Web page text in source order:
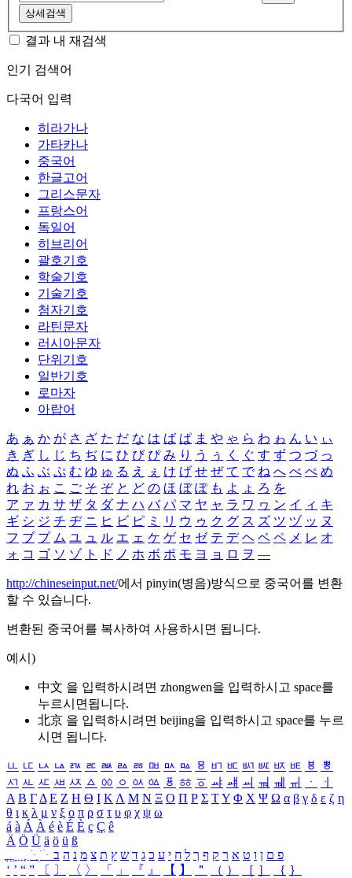
상세검색
결과 내 재검색
인기 검색어
다국어 입력
히라가나
가타카나
중국어
한글고어
그리스문자
프랑스어
독일어
히브리어
괄호기호
학술기호
기술기호
첨자기호
라틴문자
러시아문자
단위기호
일반기호
로마자
아랍어
あ ぁ か が さ ざ た だ な は ば ぱ ま や ゃ ら わ ゎ ん い ぃ
き ぎ し じ ち ぢ に ひ び ぴ み り う ぅ く ぐ す ず つ づ っ
ぬ ふ ぶ ぷ む ゆ ゅ る え ぇ け げ せ ぜ て で ね へ べ ぺ め
れ お ぉ こ ご そ ぞ と ど の ほ ぼ ぽ も よ ょ ろ を
ア ァ カ サ ザ タ ダ ナ ハ バ パ マ ヤ ャ ラ ワ ヮ ン イ ィ キ
ギ シ ジ チ ヂ ニ ヒ ビ ピ ミ リ ウ ゥ ク グ ス ズ ツ ヅ ッ ヌ
フ ブ プ ム ユ ュ ル エ ェ ケ ゲ セ ゼ テ デ ヘ ベ ペ メ レ オ
ォ コ ゴ ソ ゾ ト ド ノ ホ ボ ポ モ ヨ ョ ロ ヲ ―
http://chineseinput.net/에서 pinyin(병음)방식으로 중국어를 변환
할 수 있습니다.
변환된 중국어를 복사하여 사용하시면 됩니다.
예시)
中文 을 입력하시려면 zhongwen을 입력하시고 space를
누르시면됩니다.
北京 을 입력하시려면 beijing을 입력하시고 space를 누르
시면 됩니다.
ㅥ ㅦ ㅧ ㅨ ㅩ ㅪ ㅫ ㅬ ㅭ ㅮ ㅯ ㅰ ㅱ ㅲ ㅳ ㅴ ㅵ ㅶ ㅷ ㅸ
ㅹ
ㅺ ㅻ ㅼ ㅽ ㅾ ㅿ ㆀ ㆁ ㆂ ㆃ ㆄ ㆅ ㆆ ㆇ ㆈ ㆉ ㆊ ㆋ ㆌ ㆍ
ㆎ
Α Β ΓΔ Ε Ζ Η Θ Ι ΚΛ Μ Ν Ξ Ο Π Ρ Σ ΤΥ Φ Χ Ψ Ω α β γ δ ε ζ η
θ ι κ λ μ ν ξ ο π ρ σ τ υ φ χ ψ ω
á à Á À é è É È ç Ç ê
Ä Ö Ü ä ö ü ß
ִֶֹ ֻּ ׁׂ פ ם ן ו ט א ר ק ף ך ל ח י ע כ ג ד ש ץ ת צ מ נ ה ב
‘ ’ “ ” 〔 〕 〈 〉 「 」 『 』 【 】 ＂ （ ） ［ ］ ｛ ｝